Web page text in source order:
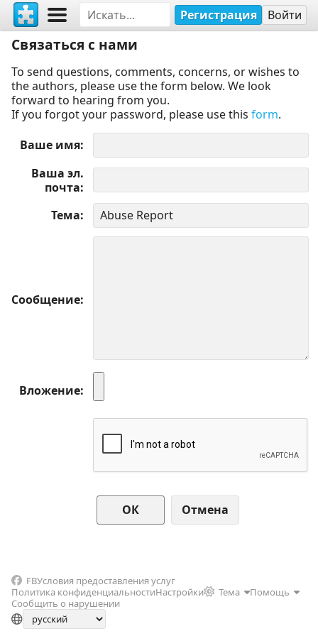
Регистрация Войти
Связаться с нами
To send questions, comments, concerns, or wishes to
the authors, please use the form below. We look
forward to hearing from you.
If you forgot your password, please use this form.
Ваше имя
Ваша эл.
почта
Тема
Сообщение
Вложение
Отмена
FBУсловия предоставления услуг
Политика конфиденциальностиНастройки Тема
Помощь
Сообщить о нарушении